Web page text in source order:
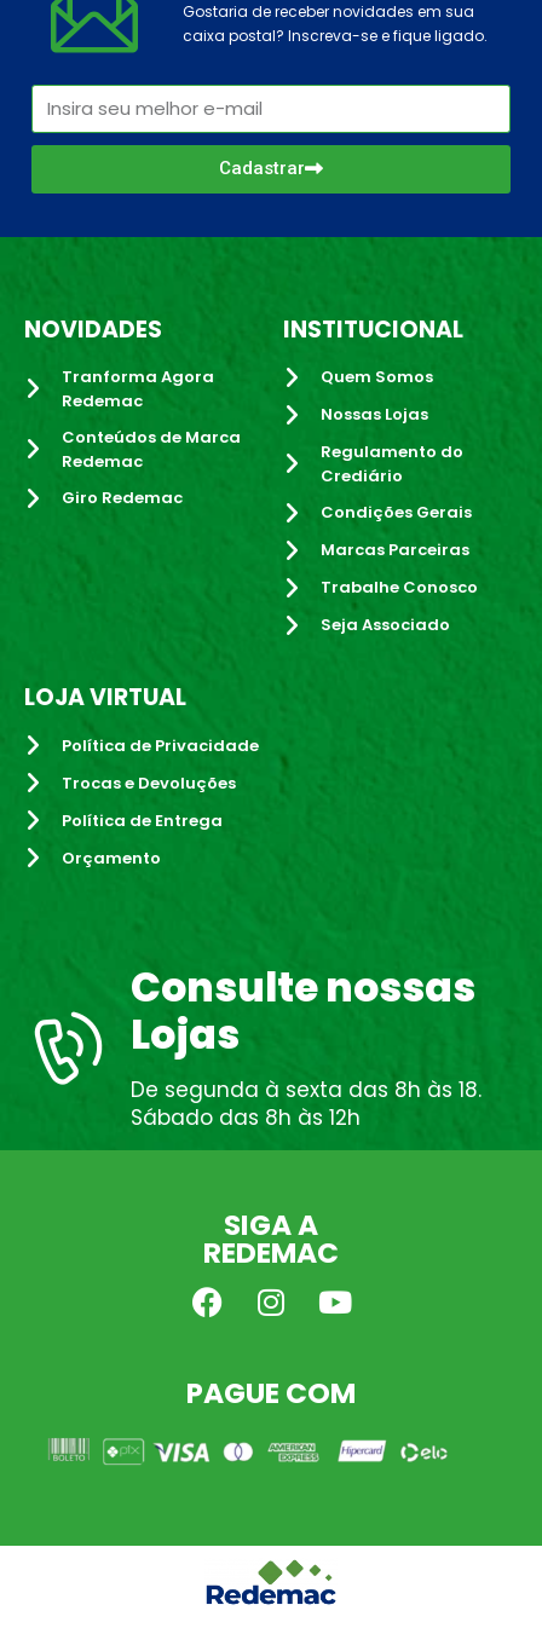
Gostaria de receber novidades em sua
caixa postal? Inscreva-se e fique ligado.
Cadastrar
NOVIDADES
Tranforma Agora
Redemac
Conteúdos de Marca
Redemac
Giro Redemac
INSTITUCIONAL
Quem Somos
Nossas Lojas
Regulamento do
Crediário
Condições Gerais
Marcas Parceiras
Trabalhe Conosco
Seja Associado
LOJA VIRTUAL
Política de Privacidade
Trocas e Devoluções
Política de Entrega
Orçamento
Consulte nossas
Lojas
De segunda à sexta das 8h às 18.
Sábado das 8h às 12h
SIGA A
REDEMAC
PAGUE COM